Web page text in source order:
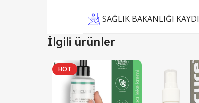
SAĞLIK BAKANLIĞI KAYDI
İlgili ürünler
HOT